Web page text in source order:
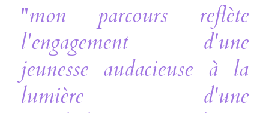
"mon parcours reflète
l'engagement d'une
jeunesse audacieuse à la
lumière d'une